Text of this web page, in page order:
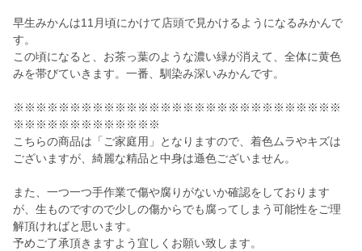
早生みかんは11月頃にかけて店頭で見かけるようになるみかんで
す。
この頃になると、お茶っ葉のような濃い緑が消えて、全体に黄色
みを帯びていきます。一番、馴染み深いみかんです。
※※※※※※※※※※※※※※※※※※※※※※※※※※※※※
※※※※※※※※※※※※※
こちらの商品は「ご家庭用」となりますので、着色ムラやキズは
ございますが、綺麗な精品と中身は遜色ございません。
また、一つ一つ手作業で傷や腐りがないか確認をしております
が、生ものですので少しの傷からでも腐ってしまう可能性をご理
解頂ければと思います。
予めご了承頂きますよう宜しくお願い致します。